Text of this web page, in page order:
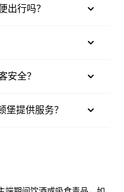
出行吗？
安全？
提供服务？